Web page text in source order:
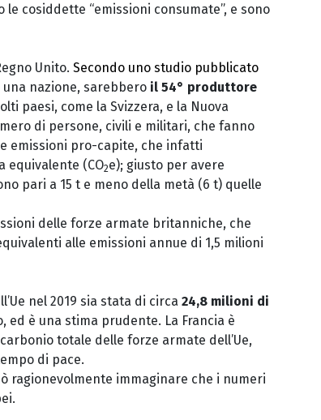
cosiddette “emissioni consumate”, e sono
Unito. Secondo uno studio pubblicato
nazione, sarebbero il 54° produttore
paesi, come la Svizzera, e la Nuova
di persone, civili e militari, che fanno
emissioni pro-capite, che infatti
equivalente (CO2e); giusto per avere
pari a 15 t e meno della metà (6 t) quelle
delle forze armate britanniche, che
alle emissioni annue di 1,5 milioni
nel 2019 sia stata di circa 24,8 milioni di
ed è una stima prudente. La Francia è
totale delle forze armate dell’Ue,
di pace.
ragionevolmente immaginare che i numeri